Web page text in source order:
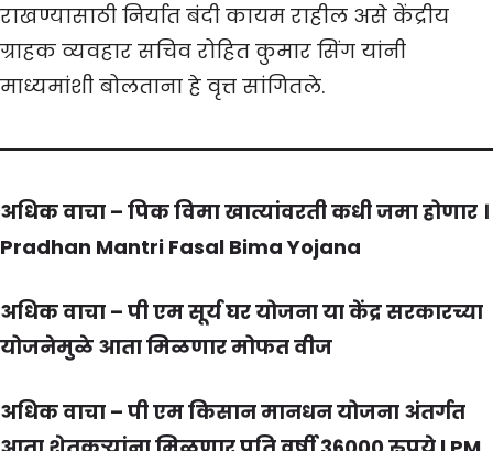
राखण्यासाठी निर्यात बंदी कायम राहील असे केंद्रीय
ग्राहक व्यवहार सचिव रोहित कुमार सिंग यांनी
माध्यमांशी बोलताना हे वृत्त सांगितले.
अधिक वाचा – पिक विमा खात्यांवरती कधी जमा होणार ।
Pradhan Mantri Fasal Bima Yojana
अधिक वाचा – पी एम सूर्य घर योजना या केंद्र सरकारच्या
योजनेमुळे आता मिळणार मोफत वीज
अधिक वाचा – पी एम किसान मानधन योजना अंतर्गत